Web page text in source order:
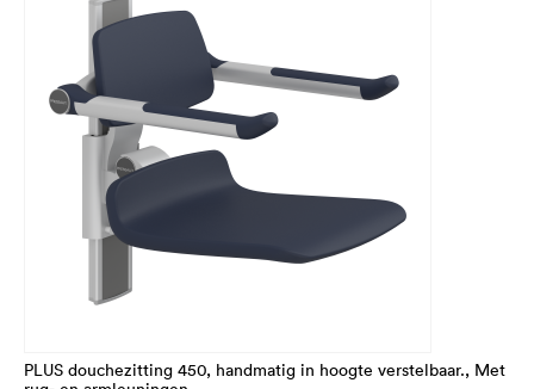
PLUS douchezitting 450, handmatig in hoogte verstelbaar., Met